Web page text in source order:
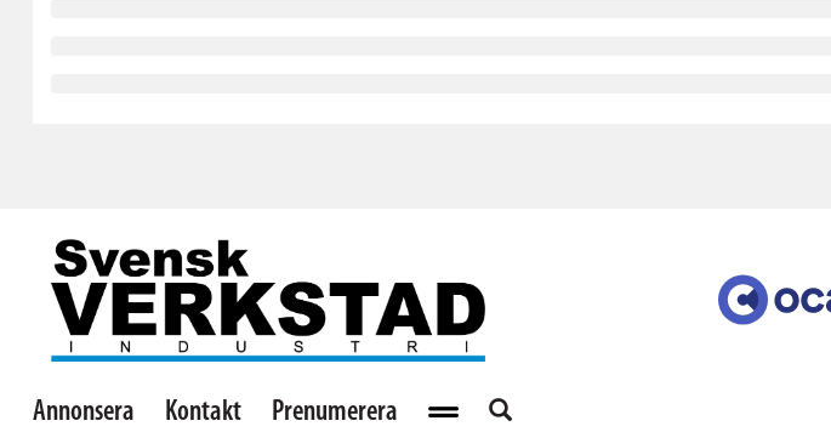
Annonsera Kontakt Prenumerera